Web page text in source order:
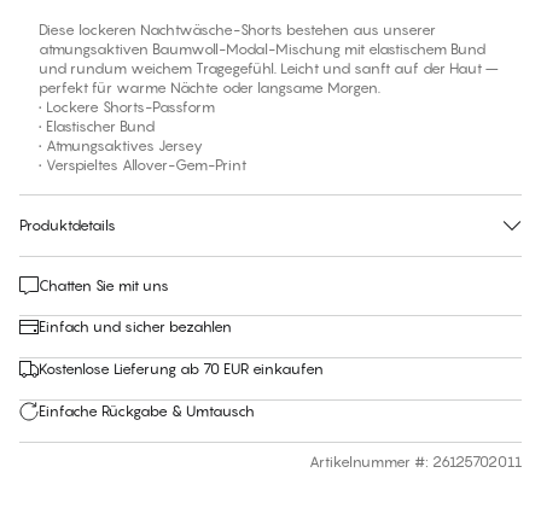
Diese lockeren Nachtwäsche-Shorts bestehen aus unserer
atmungsaktiven Baumwoll-Modal-Mischung mit elastischem Bund
und rundum weichem Tragegefühl. Leicht und sanft auf der Haut –
perfekt für warme Nächte oder langsame Morgen.
• Lockere Shorts-Passform
• Elastischer Bund
• Atmungsaktives Jersey
• Verspieltes Allover-Gem-Print
Produktdetails
Chatten Sie mit uns
Einfach und sicher bezahlen
Kostenlose Lieferung ab 70 EUR einkaufen
Einfache Rückgabe & Umtausch
Artikelnummer #: 26125702011